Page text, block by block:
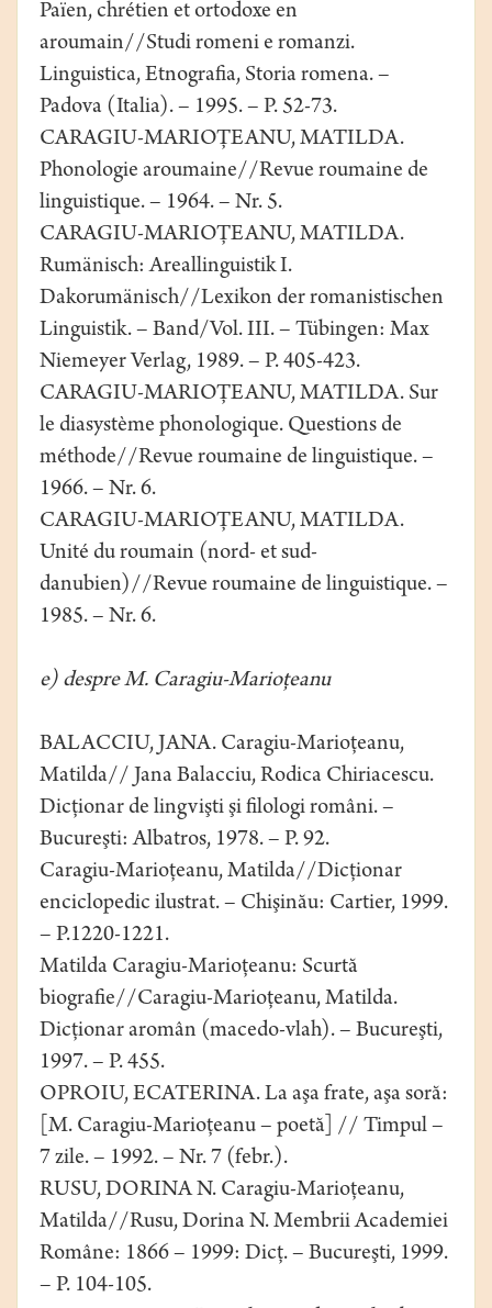
Païen, chrétien et ortodoxe en
aroumain//Studi romeni e romanzi.
Linguistica, Etnografia, Storia romena. –
Padova (Italia). – 1995. – P. 52-73.
CARAGIU-MARIOŢEANU, MATILDA.
Phonologie aroumaine//Revue roumaine de
linguistique. – 1964. – Nr. 5.
CARAGIU-MARIOŢEANU, MATILDA.
Rumänisch: Areallinguistik I.
Dakorumänisch//Lexikon der romanistischen
Linguistik. – Band/Vol. III. – Tübingen: Max
Niemeyer Verlag, 1989. – P. 405-423.
CARAGIU-MARIOŢEANU, MATILDA. Sur
le diasystème phonologique. Questions de
méthode//Revue roumaine de linguistique. –
1966. – Nr. 6.
CARAGIU-MARIOŢEANU, MATILDA.
Unité du roumain (nord- et sud-
danubien)//Revue roumaine de linguistique. –
1985. – Nr. 6.
e) despre M. Caragiu-Marioţeanu
BALACCIU, JANA. Caragiu-Marioţeanu,
Matilda// Jana Balacciu, Rodica Chiriacescu.
Dicţionar de lingvişti şi filologi români. –
Bucureşti: Albatros, 1978. – P. 92.
Caragiu-Marioţeanu, Matilda//Dicţionar
enciclopedic ilustrat. – Chişinău: Cartier, 1999.
– P.1220-1221.
Matilda Caragiu-Marioţeanu: Scurtă
biografie//Caragiu-Marioţeanu, Matilda.
Dicţionar aromân (macedo-vlah). – Bucureşti,
1997. – P. 455.
OPROIU, ECATERINA. La aşa frate, aşa soră:
[M. Caragiu-Marioţeanu – poetă] // Timpul –
7 zile. – 1992. – Nr. 7 (febr.).
RUSU, DORINA N. Caragiu-Marioţeanu,
Matilda//Rusu, Dorina N. Membrii Academiei
Române: 1866 – 1999: Dicţ. – Bucureşti, 1999.
– P. 104-105.